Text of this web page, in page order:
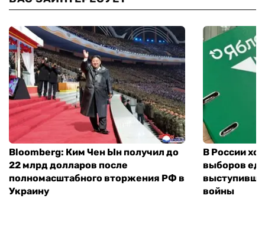
Bloomberg: Ким Чен Ын получил до
22 млрд долларов после
полномасштабного вторжения РФ в
Украину
В России
выборов
войны